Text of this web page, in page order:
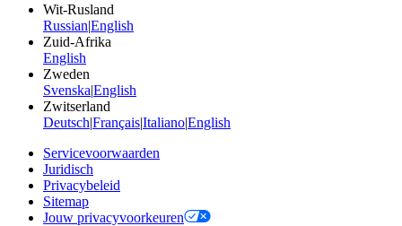
Wit-Rusland
Russian|English
Zuid-Afrika
English
Zweden
Svenska|English
Zwitserland
Deutsch|Français|Italiano|English
Servicevoorwaarden
Juridisch
Privacybeleid
Sitemap
Jouw privacyvoorkeuren